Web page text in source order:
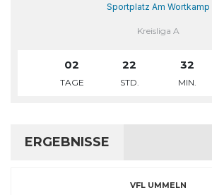
Sportplatz Am Wortkamp
Kreisliga A
02
TAGE
22
STD.
32
MIN.
ERGEBNISSE
VFL UMMELN